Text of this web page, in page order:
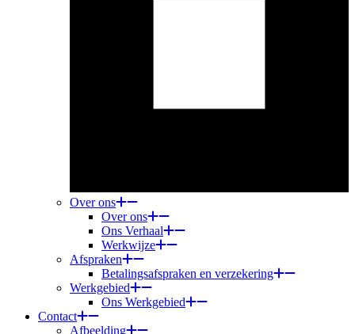
Over ons
Over ons
Ons Verhaal
Werkwijze
Afspraken
Betalingsafspraken en verzekering
Werkgebied
Ons Werkgebied
Contact
Afbeelding